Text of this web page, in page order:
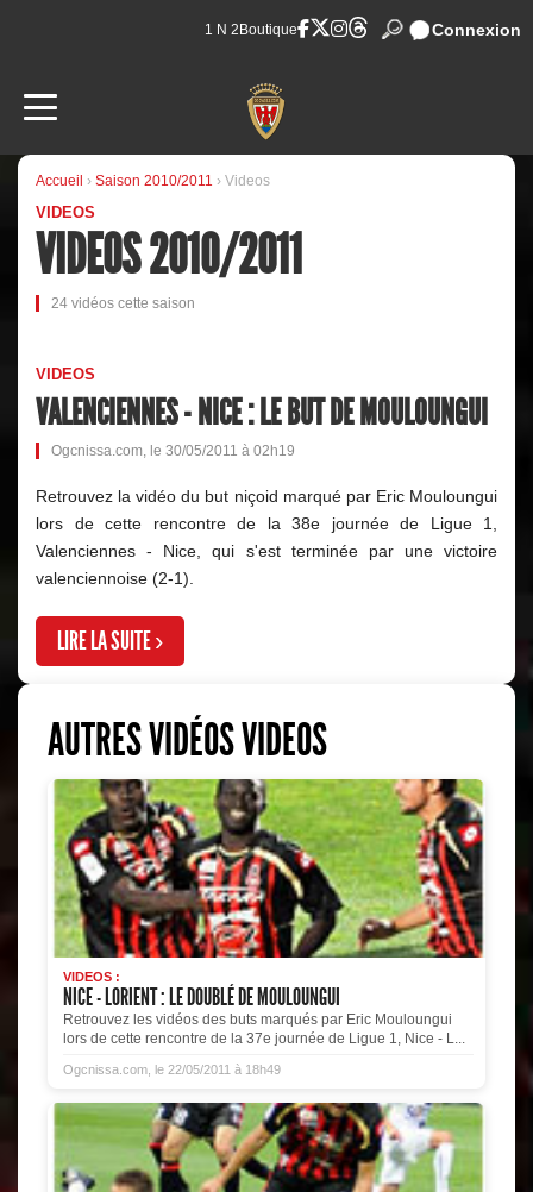
1 N 2 Boutique Connexion
Accueil › Saison 2010/2011 › Videos
VIDEOS
VIDEOS 2010/2011
24 vidéos cette saison
VIDEOS
VALENCIENNES - NICE : LE BUT DE MOULOUNGUI
Ogcnissa.com, le 30/05/2011 à 02h19
Retrouvez la vidéo du but niçoid marqué par Eric Mouloungui
lors de cette rencontre de la 38e journée de Ligue 1,
Valenciennes - Nice, qui s'est terminée par une victoire
valenciennoise (2-1).
LIRE LA SUITE ›
AUTRES VIDÉOS VIDEOS
VIDEOS :
NICE - LORIENT : LE DOUBLÉ DE MOULOUNGUI
Retrouvez les vidéos des buts marqués par Eric Mouloungui
lors de cette rencontre de la 37e journée de Ligue 1, Nice - L...
Ogcnissa.com, le 22/05/2011 à 18h49